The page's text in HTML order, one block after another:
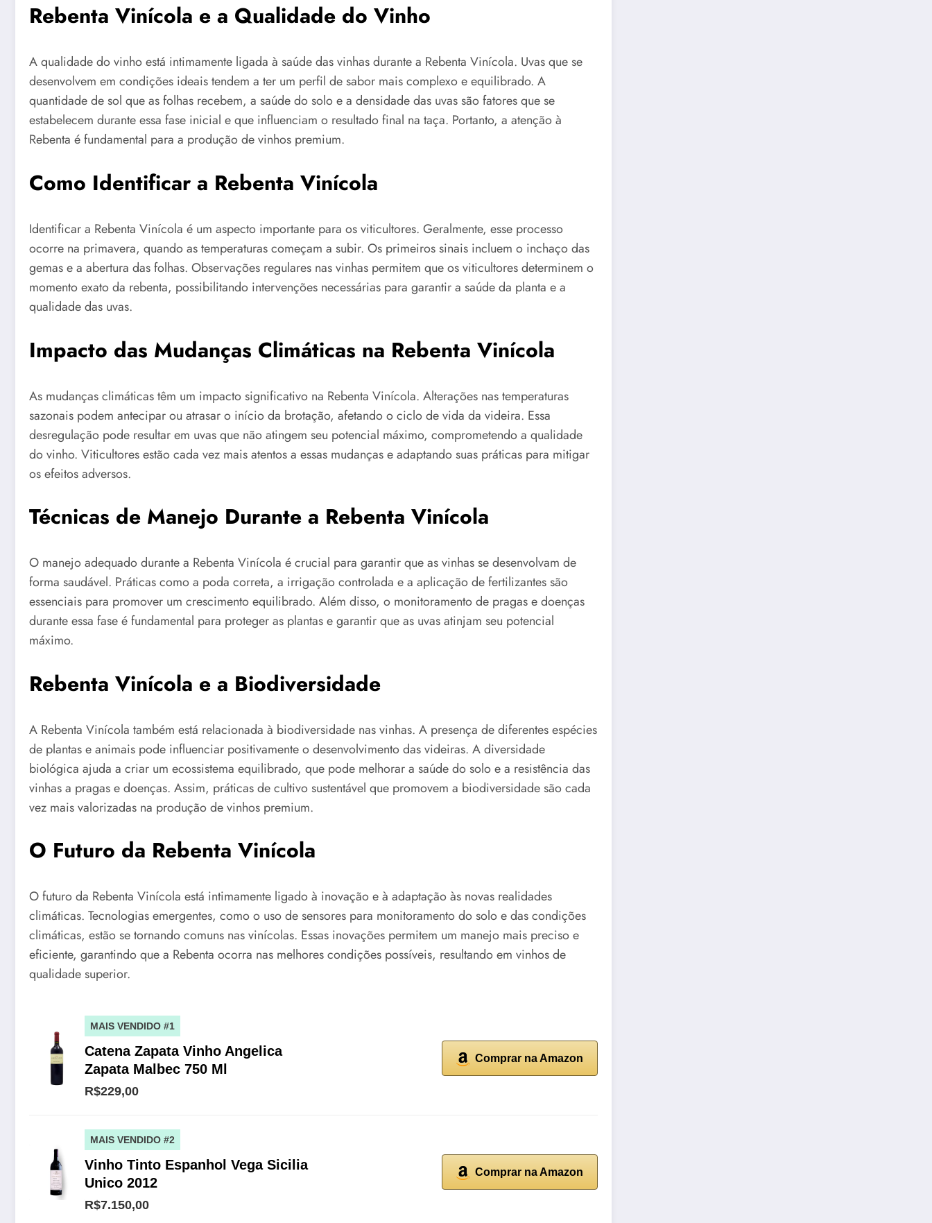
Rebenta Vinícola e a Qualidade do Vinho
A qualidade do vinho está intimamente ligada à saúde das vinhas durante a Rebenta Vinícola. Uvas que se
desenvolvem em condições ideais tendem a ter um perfil de sabor mais complexo e equilibrado. A
quantidade de sol que as folhas recebem, a saúde do solo e a densidade das uvas são fatores que se
estabelecem durante essa fase inicial e que influenciam o resultado final na taça. Portanto, a atenção à
Rebenta é fundamental para a produção de vinhos premium.
Como Identificar a Rebenta Vinícola
Identificar a Rebenta Vinícola é um aspecto importante para os viticultores. Geralmente, esse processo
ocorre na primavera, quando as temperaturas começam a subir. Os primeiros sinais incluem o inchaço das
gemas e a abertura das folhas. Observações regulares nas vinhas permitem que os viticultores determinem o
momento exato da rebenta, possibilitando intervenções necessárias para garantir a saúde da planta e a
qualidade das uvas.
Impacto das Mudanças Climáticas na Rebenta Vinícola
As mudanças climáticas têm um impacto significativo na Rebenta Vinícola. Alterações nas temperaturas
sazonais podem antecipar ou atrasar o início da brotação, afetando o ciclo de vida da videira. Essa
desregulação pode resultar em uvas que não atingem seu potencial máximo, comprometendo a qualidade
do vinho. Viticultores estão cada vez mais atentos a essas mudanças e adaptando suas práticas para mitigar
os efeitos adversos.
Técnicas de Manejo Durante a Rebenta Vinícola
O manejo adequado durante a Rebenta Vinícola é crucial para garantir que as vinhas se desenvolvam de
forma saudável. Práticas como a poda correta, a irrigação controlada e a aplicação de fertilizantes são
essenciais para promover um crescimento equilibrado. Além disso, o monitoramento de pragas e doenças
durante essa fase é fundamental para proteger as plantas e garantir que as uvas atinjam seu potencial
máximo.
Rebenta Vinícola e a Biodiversidade
A Rebenta Vinícola também está relacionada à biodiversidade nas vinhas. A presença de diferentes espécies
de plantas e animais pode influenciar positivamente o desenvolvimento das videiras. A diversidade
biológica ajuda a criar um ecossistema equilibrado, que pode melhorar a saúde do solo e a resistência das
vinhas a pragas e doenças. Assim, práticas de cultivo sustentável que promovem a biodiversidade são cada
vez mais valorizadas na produção de vinhos premium.
O Futuro da Rebenta Vinícola
O futuro da Rebenta Vinícola está intimamente ligado à inovação e à adaptação às novas realidades
climáticas. Tecnologias emergentes, como o uso de sensores para monitoramento do solo e das condições
climáticas, estão se tornando comuns nas vinícolas. Essas inovações permitem um manejo mais preciso e
eficiente, garantindo que a Rebenta ocorra nas melhores condições possíveis, resultando em vinhos de
qualidade superior.
MAIS VENDIDO #1
Catena Zapata Vinho Angelica
Zapata Malbec 750 Ml
R$229,00
Comprar na Amazon
MAIS VENDIDO #2
Vinho Tinto Espanhol Vega Sicilia
Unico 2012
R$7.150,00
Comprar na Amazon